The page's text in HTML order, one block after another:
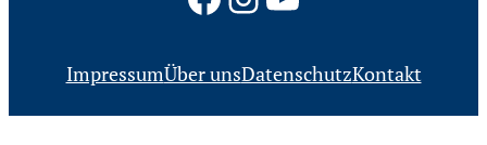
ImpressumÜber unsDatenschutzKontakt